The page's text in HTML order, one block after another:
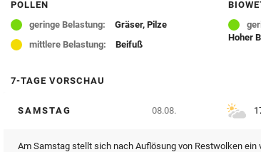
POLLEN
geringe Belastung:
Gräser, Pilze
mittlere Belastung:
Beifuß
Hoher
7-TAGE VORSCHAU
SAMSTAG 08.08.
Am Samstag stellt sich nach Auflösung von Restwolken